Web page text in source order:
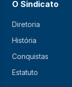
O Sindicato
Diretoria
História
Conquistas
Estatuto